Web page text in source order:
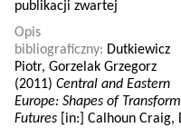
publikacji zwartej
Opis
bibliograficzny: Dutkiewicz
Piotr, Gorzelak Grzegorz
(2011) Central and Eastern
Europe: Shapes of
Futures [in:] Calhoun